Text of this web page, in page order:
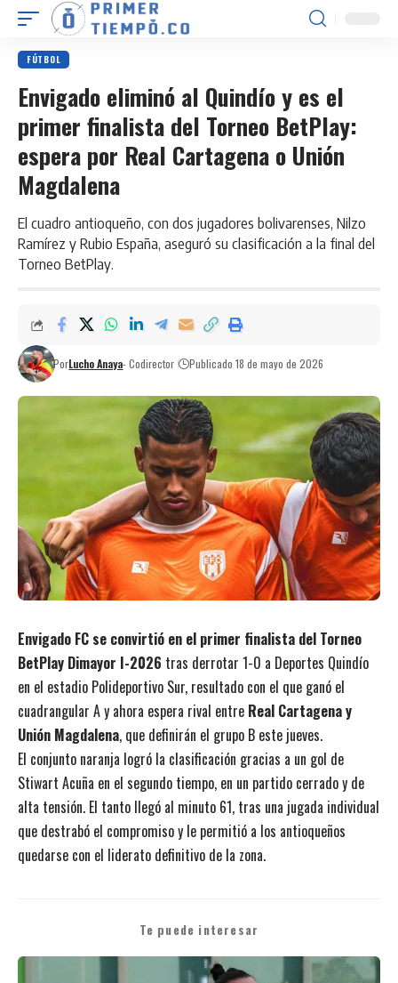
FÚTBOL
Envigado eliminó al Quindío y es el
primer finalista del Torneo BetPlay:
espera por Real Cartagena o Unión
Magdalena
El cuadro antioqueño, con dos jugadores bolivarenses, Nilzo
Ramírez y Rubio España, aseguró su clasificación a la final del
Torneo BetPlay.
PorLucho Anaya- Codirector Publicado 18 de mayo de 2026
Envigado FC se convirtió en el primer finalista del Torneo
BetPlay Dimayor I-2026 tras derrotar 1-0 a Deportes Quindío
en el estadio Polideportivo Sur, resultado con el que ganó el
cuadrangular A y ahora espera rival entre Real Cartagena y
Unión Magdalena, que definirán el grupo B este jueves.
El conjunto naranja logró la clasificación gracias a un gol de
Stiwart Acuña en el segundo tiempo, en un partido cerrado y de
alta tensión. El tanto llegó al minuto 61, tras una jugada individual
que destrabó el compromiso y le permitió a los antioqueños
quedarse con el liderato definitivo de la zona.
Te puede interesar